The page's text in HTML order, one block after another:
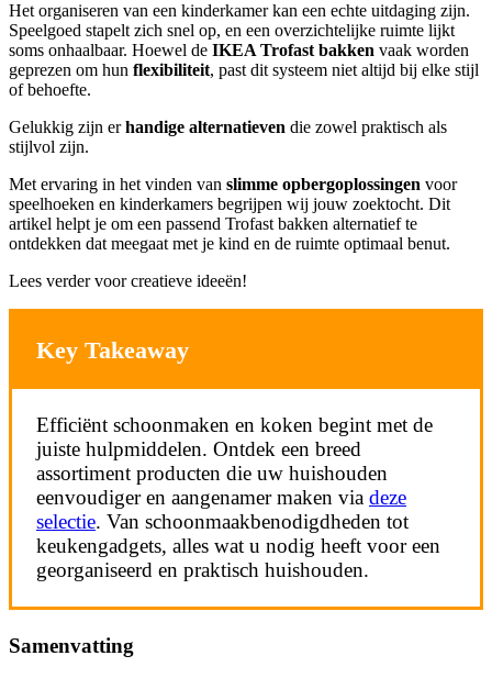
Het organiseren van een kinderkamer kan een echte uitdaging zijn.
Speelgoed stapelt zich snel op, en een overzichtelijke ruimte lijkt
soms onhaalbaar. Hoewel de IKEA Trofast bakken vaak worden
geprezen om hun flexibiliteit, past dit systeem niet altijd bij elke stijl
of behoefte.
Gelukkig zijn erhandige alternatieven die zowel praktisch als
stijlvol zijn.
Met ervaring in het vinden van slimme opbergoplossingen voor
speelhoeken en kinderkamers begrijpen wij jouw zoektocht. Dit
artikel helpt je om een passend Trofast bakken alternatief te
ontdekken dat meegaat met je kind en de ruimte optimaal benut.
Lees verder voor creatieve ideeën!
Key Takeaway
Efficiënt schoonmaken en koken begint met de
juiste hulpmiddelen. Ontdek een breed
assortiment producten die uw huishouden
eenvoudiger en aangenamer maken via deze
selectie. Van schoonmaakbenodigdheden tot
keukengadgets, alles wat u nodig heeft voor een
georganiseerd en praktisch huishouden.
Samenvatting